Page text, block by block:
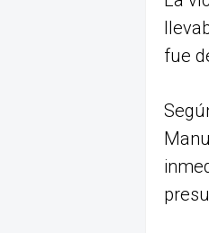
fue